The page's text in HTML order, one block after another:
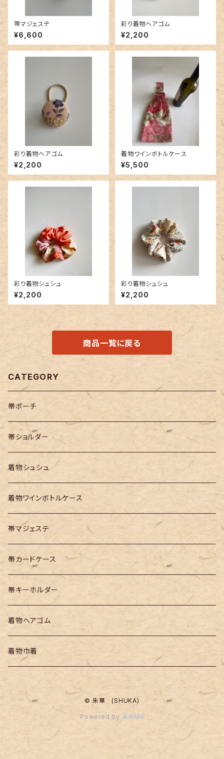
帯マジェステ
¥6,600
彩り着物ヘアゴム
¥2,200
彩り着物ヘアゴム
¥2,200
着物ワインボトルケース
¥5,500
彩り着物シュシュ
¥2,200
彩り着物シュシュ
¥2,200
商品一覧に戻る
CATEGORY
帯ポーチ
帯ショルダー
着物シュシュ
着物ワインボトルケース
帯マジェステ
帯カードケース
帯キーホルダー
着物ヘアゴム
着物巾着
© 朱華 (SHUKA)
Powered by